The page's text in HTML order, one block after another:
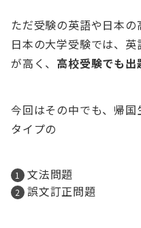
ただ受験の英語や日本
日本の大学受験では、
が高く、 高校受験でも出
今回はその中でも、帰
タイプの
文法問題
誤文訂正問題